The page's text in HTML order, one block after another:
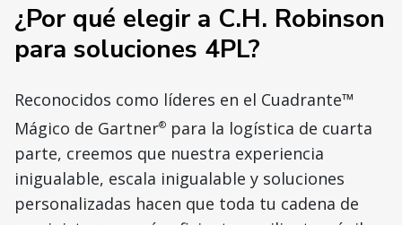
¿Por qué elegir a C.H. Robinson
para soluciones 4PL?
Reconocidos como líderes en el Cuadrante™
Mágico de Gartner® para la logística de cuarta
parte, creemos que nuestra experiencia
inigualable, escala inigualable y soluciones
personalizadas hacen que toda tu cadena de